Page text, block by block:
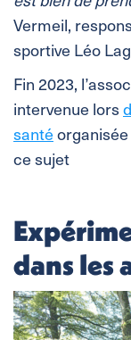
Vermeil,
sportive Léo
Fin 2023,
intervenue lors
santéorganisée
ce sujet
dans les